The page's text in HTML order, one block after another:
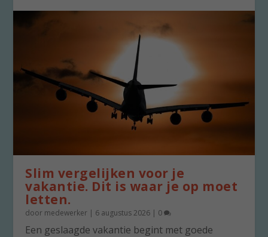
Slim vergelijken voor je
vakantie. Dit is waar je op moet
letten.
door medewerker | 6 augustus 2026 | 0
Een geslaagde vakantie begint met goede